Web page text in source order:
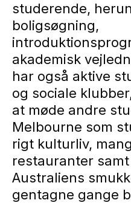
studerende,
boligsøgning,
akademisk
har også aktive
og sociale
at møde andre
Melbourne som
rigt kulturliv,
restauranter
Australiens
gentagne gange